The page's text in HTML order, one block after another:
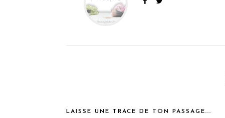
LAISSE UNE TRACE DE TON PASSAGE...